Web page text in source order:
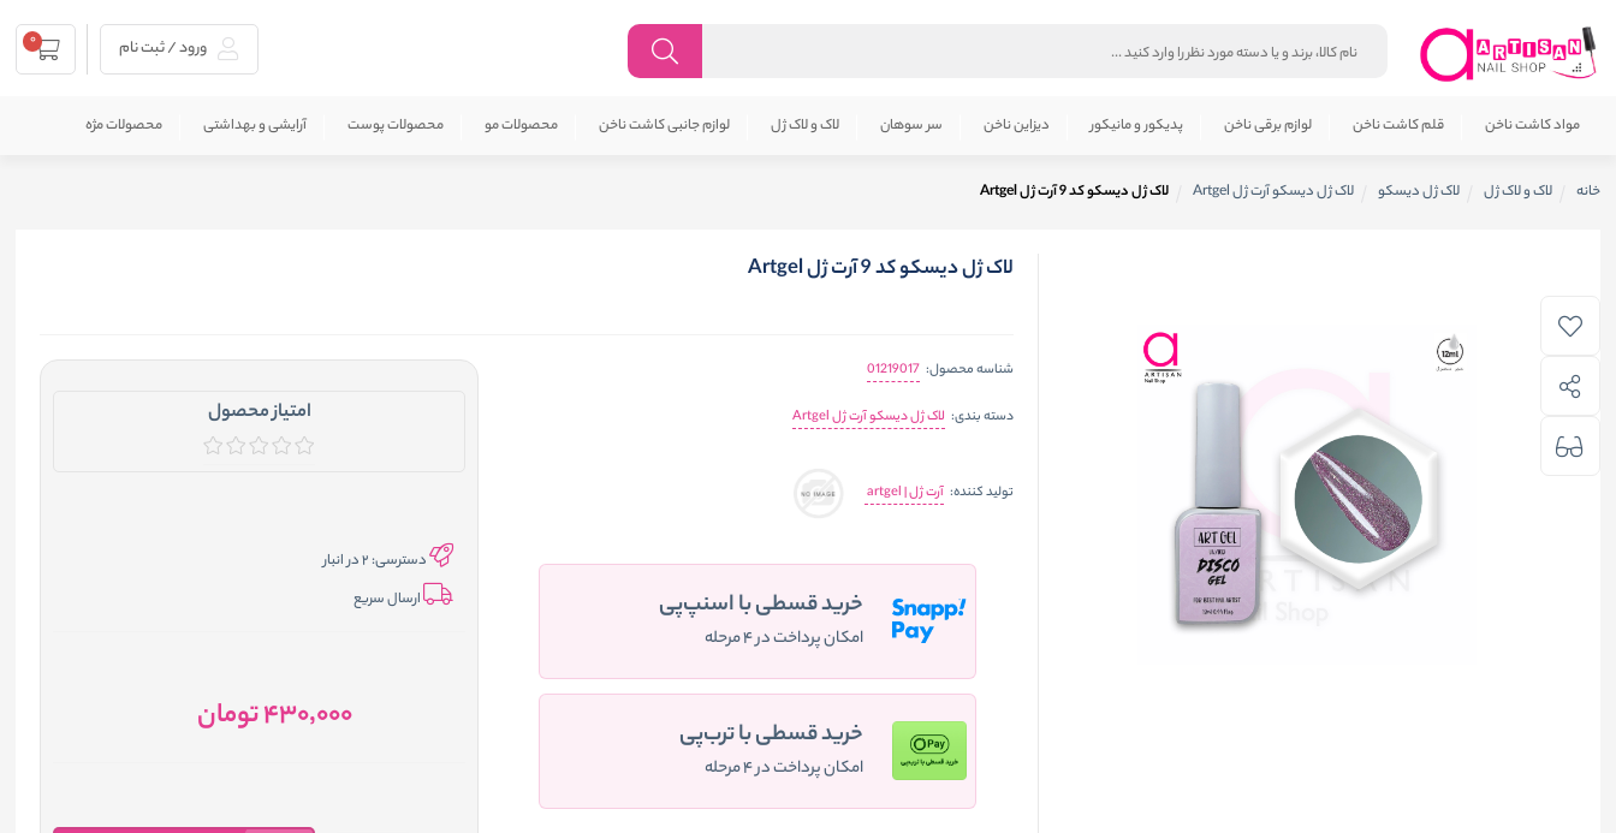
ورود / ثبت نام 0
مواد کاشت ناخن قلم کاشت ناخن لوازم برقی ناخن پدیکور و مانیکور دیزاین ناخن سر سوهان لاک و لاک ژل لوازم جانبی کاشت ناخن محصولات مو محصولات پوست آرایشی و بهداشتی محصولات مژه
خانه لاک و لاک ژل لاک ژل دیسکو لاک ژل دیسکو آرت ژل Artgel لاک ژل دیسکو کد 9 آرت ژل Artgel
لاک ژل دیسکو کد 9 آرت ژل Artgel
شناسه محصول: 01219017
دسته بندی: لاک ژل دیسکو آرت ژل Artgel
تولید کننده: آرت ژل | artgel
خرید قسطی با اسنپ‌پی
امکان پرداخت در ۴ مرحله
خرید قسطی با ترب‌پی
امکان پرداخت در ۴ مرحله
امتیاز محصول
دسترسی: 2 در انبار
ارسال سریع
430٬000تومان